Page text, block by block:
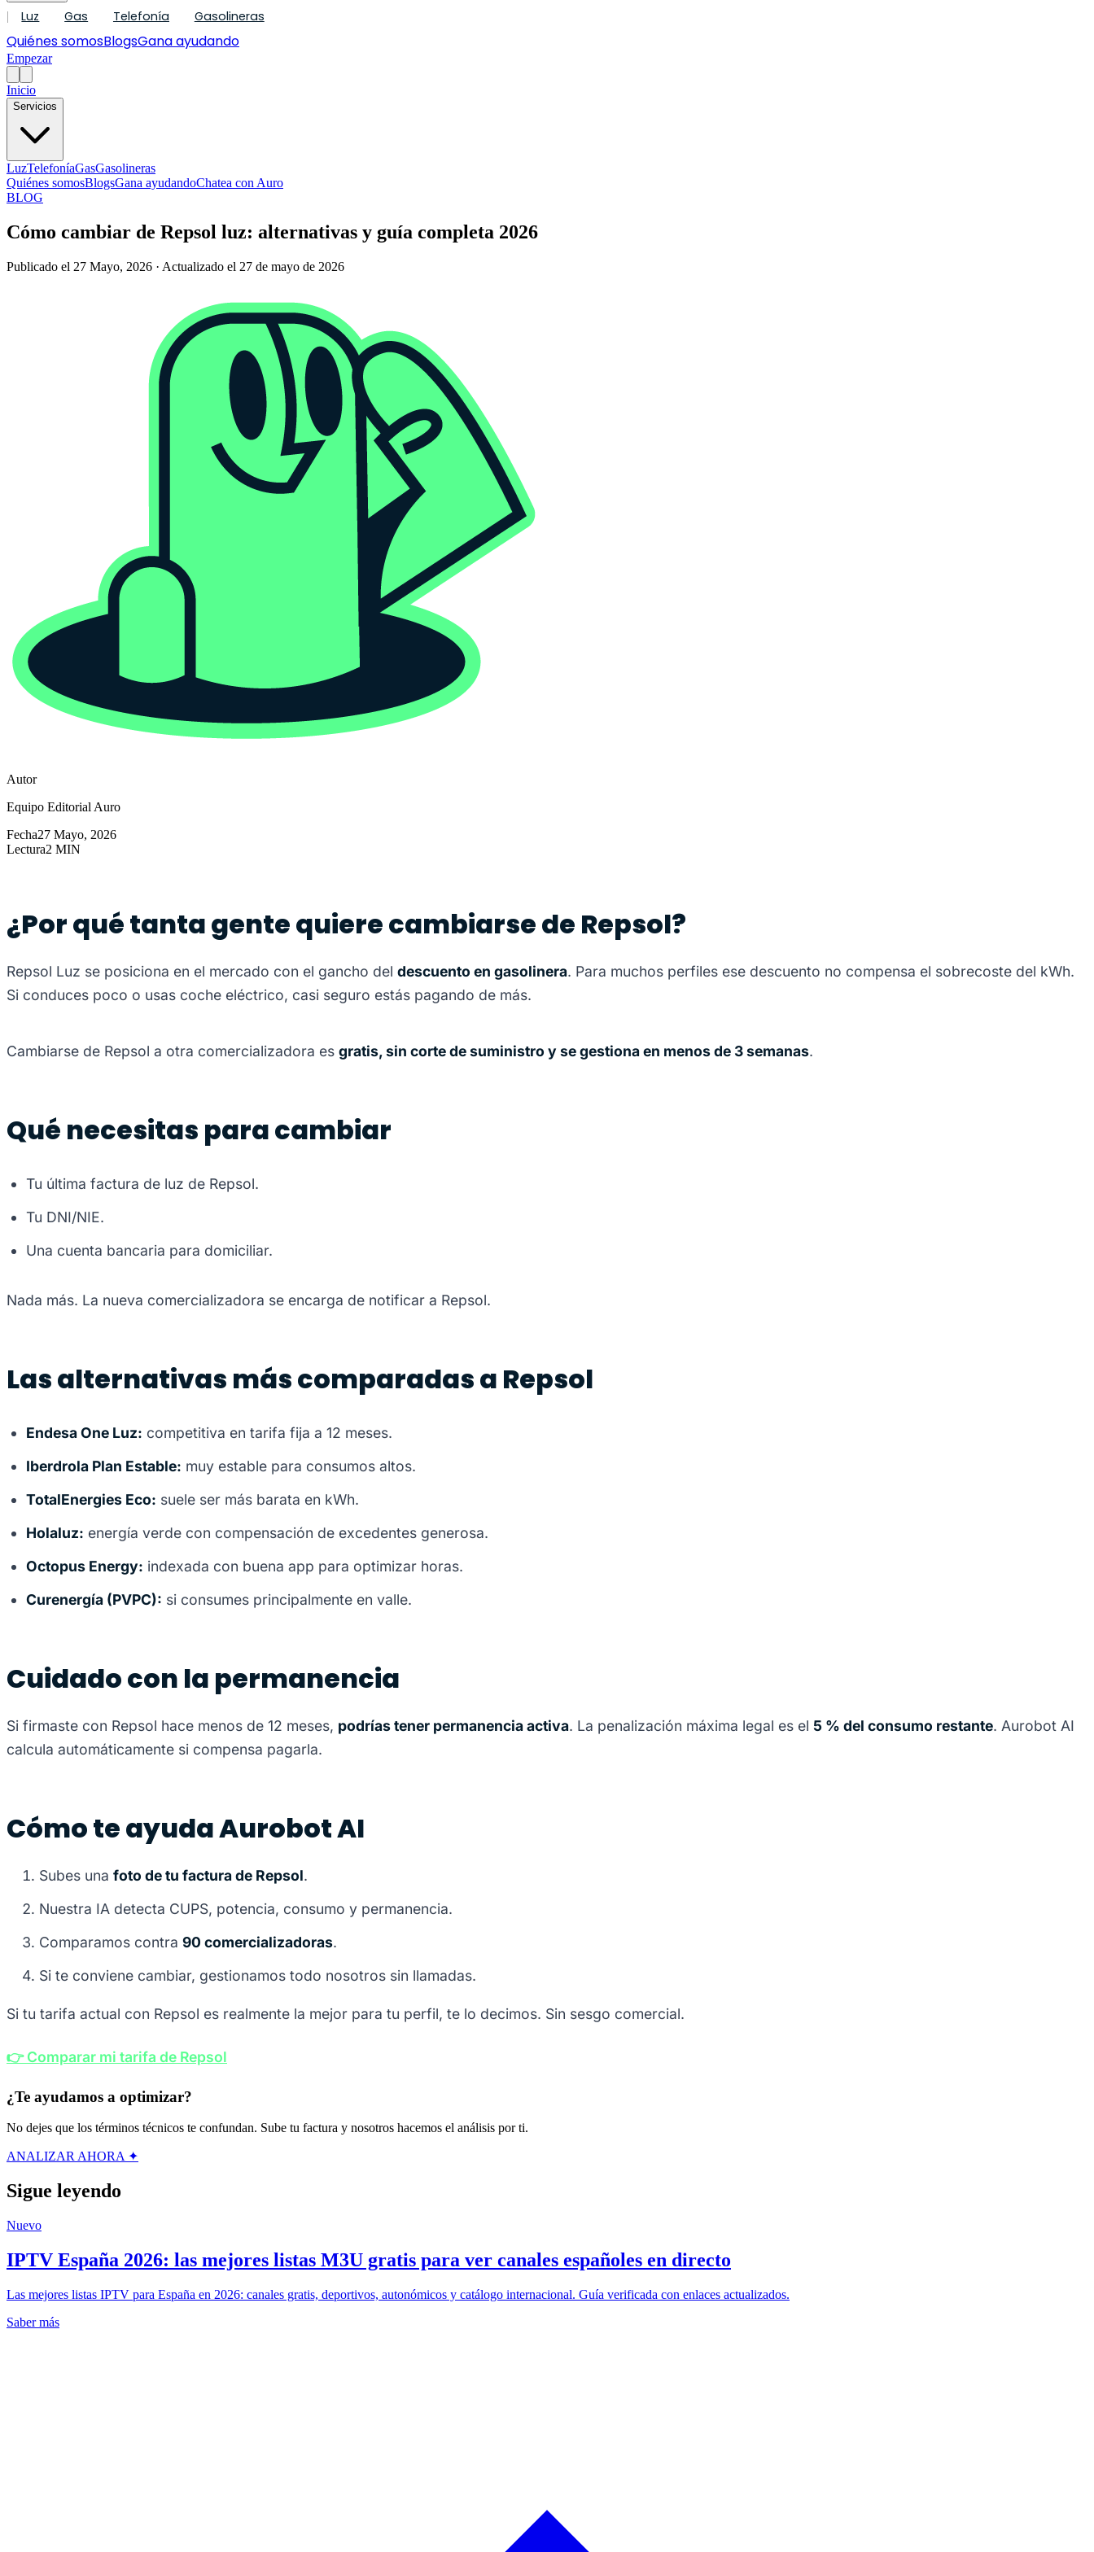
| Luz Gas Telefonía Gasolineras
Quiénes somosBlogsGana ayudando
Empezar
Inicio
Servicios
LuzTelefoníaGasGasolineras
Quiénes somosBlogsGana ayudandoChatea con Auro
BLOG
Cómo cambiar de Repsol luz: alternativas y guía completa 2026
Publicado el 27 Mayo, 2026 · Actualizado el 27 de mayo de 2026
Autor
Equipo Editorial Auro
Fecha27 Mayo, 2026
Lectura2 MIN
¿Por qué tanta gente quiere cambiarse de Repsol?
Repsol Luz se posiciona en el mercado con el gancho del descuento en gasolinera. Para muchos perfiles ese descuento no compensa el sobrecoste del kWh.
Si conduces poco o usas coche eléctrico, casi seguro estás pagando de más.
Cambiarse de Repsol a otra comercializadora es gratis, sin corte de suministro y se gestiona en menos de 3 semanas.
Qué necesitas para cambiar
Tu última factura de luz de Repsol.
Tu DNI/NIE.
Una cuenta bancaria para domiciliar.
Nada más. La nueva comercializadora se encarga de notificar a Repsol.
Las alternativas más comparadas a Repsol
Endesa One Luz: competitiva en tarifa fija a 12 meses.
Iberdrola Plan Estable: muy estable para consumos altos.
TotalEnergies Eco: suele ser más barata en kWh.
Holaluz: energía verde con compensación de excedentes generosa.
Octopus Energy: indexada con buena app para optimizar horas.
Curenergía (PVPC): si consumes principalmente en valle.
Cuidado con la permanencia
Si firmaste con Repsol hace menos de 12 meses, podrías tener permanencia activa. La penalización máxima legal es el 5 % del consumo restante. Aurobot AI
calcula automáticamente si compensa pagarla.
Cómo te ayuda Aurobot AI
Subes una foto de tu factura de Repsol.
Nuestra IA detecta CUPS, potencia, consumo y permanencia.
Comparamos contra 90 comercializadoras.
Si te conviene cambiar, gestionamos todo nosotros sin llamadas.
Si tu tarifa actual con Repsol es realmente la mejor para tu perfil, te lo decimos. Sin sesgo comercial.
👉 Comparar mi tarifa de Repsol
¿Te ayudamos a optimizar?
No dejes que los términos técnicos te confundan. Sube tu factura y nosotros hacemos el análisis por ti.
ANALIZAR AHORA ✦
Sigue leyendo
Nuevo
IPTV España 2026: las mejores listas M3U gratis para ver canales españoles en directo
Las mejores listas IPTV para España en 2026: canales gratis, deportivos, autonómicos y catálogo internacional. Guía verificada con enlaces actualizados.
Saber más